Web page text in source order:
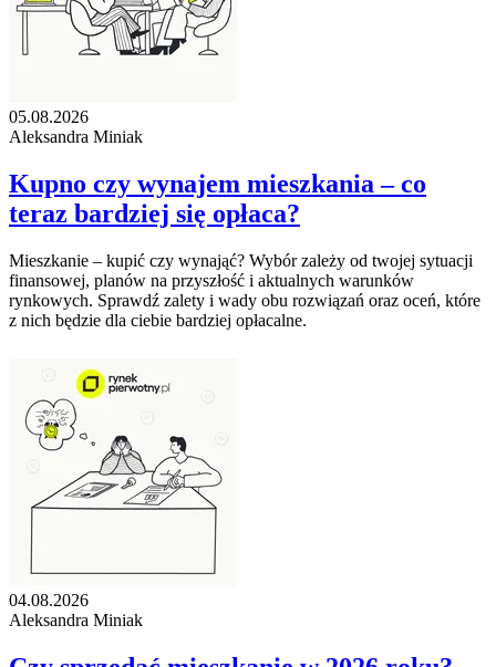
05.08.2026
Aleksandra Miniak
Kupno czy wynajem mieszkania – co
teraz bardziej się opłaca?
Mieszkanie – kupić czy wynająć? Wybór zależy od twojej sytuacji
finansowej, planów na przyszłość i aktualnych warunków
rynkowych. Sprawdź zalety i wady obu rozwiązań oraz oceń, które
z nich będzie dla ciebie bardziej opłacalne.
04.08.2026
Aleksandra Miniak